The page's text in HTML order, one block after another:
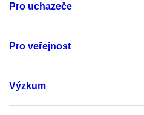
Pro uchazeče
Pro veřejnost
Výzkum